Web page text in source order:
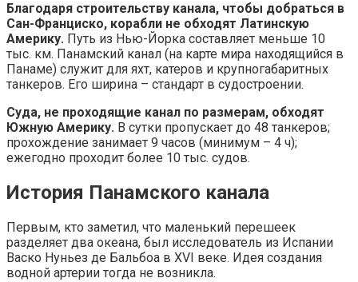
Благодаря строительству канала, чтобы добраться в
Сан-Франциско, корабли не обходят Латинскую
Америку. Путь из Нью-Йорка составляет меньше 10
тыс. км. Панамский канал (на карте мира находящийся в
Панаме) служит для яхт, катеров и крупногабаритных
танкеров. Его ширина – стандарт в судостроении.
Суда, не проходящие канал по размерам, обходят
Южную Америку. В сутки пропускает до 48 танкеров;
прохождение занимает 9 часов (минимум – 4 ч);
ежегодно проходит более 10 тыс. судов.
История Панамского канала
Первым, кто заметил, что маленький перешеек
разделяет два океана, был исследователь из Испании
Васко Нуньез де Бальбоа в XVI веке. Идея создания
водной артерии тогда не возникла.